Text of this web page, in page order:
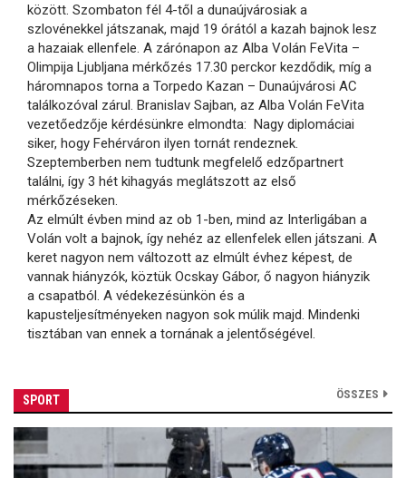
között. Szombaton fél 4-től a dunaújvárosiak a
szlovénekkel játszanak, majd 19 órától a kazah bajnok lesz
a hazaiak ellenfele. A zárónapon az Alba Volán FeVita –
Olimpija Ljubljana mérkőzés 17.30 perckor kezdődik, míg a
háromnapos torna a Torpedo Kazan – Dunaújvárosi AC
találkozóval zárul. Branislav Sajban, az Alba Volán FeVita
vezetőedzője kérdésünkre elmondta: Nagy diplomáciai
siker, hogy Fehérváron ilyen tornát rendeznek.
Szeptemberben nem tudtunk megfelelő edzőpartnert
találni, így 3 hét kihagyás meglátszott az első
mérkőzéseken.
Az elmúlt évben mind az ob 1-ben, mind az Interligában a
Volán volt a bajnok, így nehéz az ellenfelek ellen játszani. A
keret nagyon nem változott az elmúlt évhez képest, de
vannak hiányzók, köztük Ocskay Gábor, ő nagyon hiányzik
a csapatból. A védekezésünkön és a
kapusteljesítményeken nagyon sok múlik majd. Mindenki
tisztában van ennek a tornának a jelentőségével.
SPORT ÖSSZES